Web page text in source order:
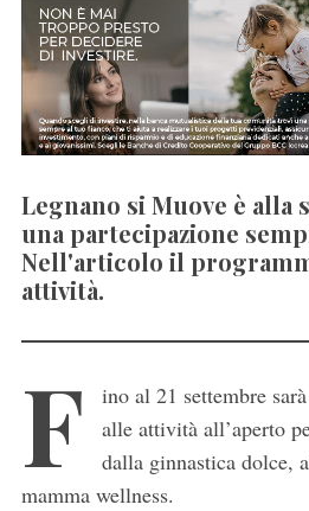
Legnano si Muove è alla
una partecipazione
Nell'articolo il
attività.
F
ino al 21 settembre
alle attività all’aperto
dalla ginnastica dolce,
mamma wellness.